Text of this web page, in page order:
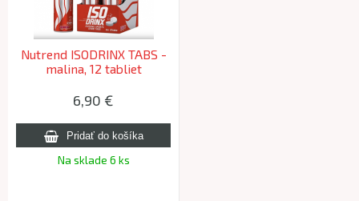
Nutrend ISODRINX TABS -
malina, 12 tabliet
6,90 €
Na sklade 6 ks